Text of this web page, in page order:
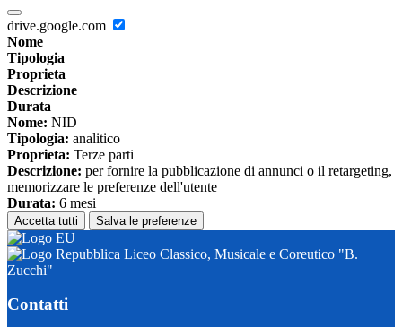
drive.google.com
Nome
Tipologia
Proprieta
Descrizione
Durata
Nome: NID
Tipologia: analitico
Proprieta: Terze parti
Descrizione: per fornire la pubblicazione di annunci o il retargeting,
memorizzare le preferenze dell'utente
Durata: 6 mesi
Accetta tutti Salva le preferenze
Liceo Classico, Musicale e Coreutico "B.
Zucchi"
Contatti